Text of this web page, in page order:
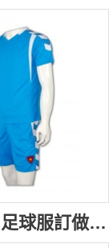
WTF138 足球服訂做 足球服生產商 足球服印製 天空藍